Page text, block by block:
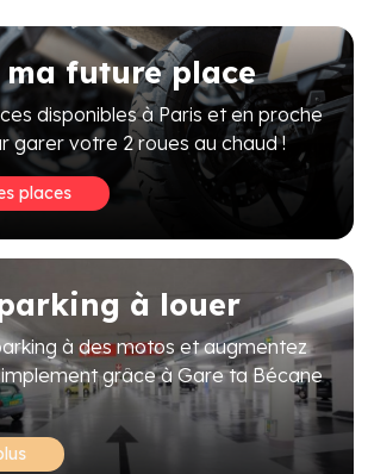
ma future place
disponibles à Paris et en proche
garer votre 2 roues au chaud !
places
à louer
à des motos et augmentez
grâce à Gare ta Bécane